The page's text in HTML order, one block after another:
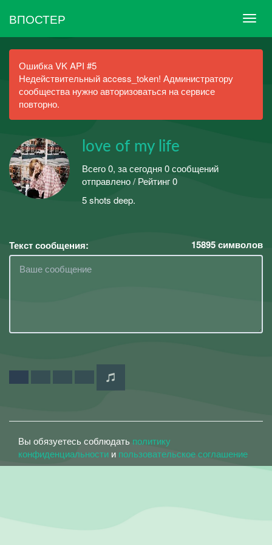
ВПОСТЕР
Ошибка VK API #5
Недействительный access_token! Администратору
сообщества нужно авторизоваться на сервисе
повторно.
love of my life
Всего 0, за сегодня 0 сообщений
отправлено / Рейтинг 0
5 shots deep.
Текст сообщения: 15895символов
Вы обязуетесь соблюдать политику
конфиденциальности и пользовательское соглашение